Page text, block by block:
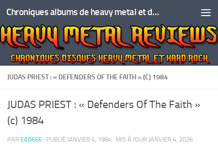
Skip to content Chroniques albums de heavy metal et de hard rock
JUDAS PRIEST : « DEFENDERS OF THE FAITH » (C) 1984
JUDAS PRIEST : « Defenders Of The Faith »
(c) 1984
PAR EAD666 · PUBLIÉ JANVIER 4, 1984 · MIS À JOUR JANVIER 4, 2026